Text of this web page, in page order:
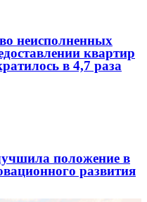
неисполненных
квартир
в 4,7 раза
положение в
развития